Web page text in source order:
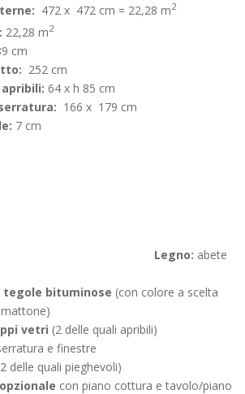
472 x 472 cm = 22,28 m2
22,28 m2
cm
252 cm
64 x h 85 cm
166 x 179 cm
7 cm
Legno: abete
bituminose (con colore a scelta
vetri (2 delle quali apribili)
e finestre
delle quali pieghevoli)
con piano cottura e tavolo/piano